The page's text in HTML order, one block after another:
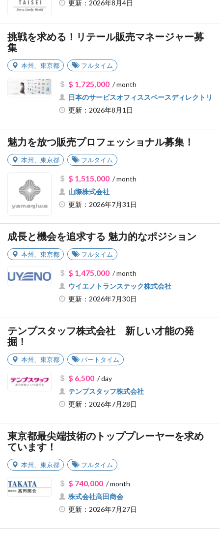
更新：2026年8月4日
挑戦を求める！リテール販売マネージャー募
集
本州 東京都 フルタイム
$ 1,725,000/ month
日本のサービスオフィススペースディレクトリ
更新：2026年8月1日
魅力を放つ販売プロフェッショナル募集！
本州 東京都 フルタイム
$ 1,515,000/ month
山際株式会社
更新：2026年7月31日
成長と機会を追求する 魅力的なポジション
本州 東京都 フルタイム
$ 1,475,000/ month
ウイエノトランステック株式会社
更新：2026年7月30日
テンプスタッフ株式会社 新しい才能の発
掘！
本州 東京都 パートタイム
$ 6,500/ day
テンプスタッフ株式会社
更新：2026年7月28日
東京都最尖端技術のトッププレーヤーを求め
ています！
本州 東京都 フルタイム
$ 740,000/ month
株式会社高田商会
更新：2026年7月27日